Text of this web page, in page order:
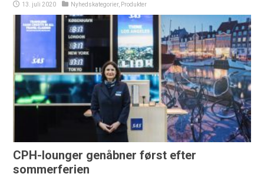
13. juli 2020 Nyhedskategorier, Produkter
CPH-lounger genåbner først efter
sommerferien